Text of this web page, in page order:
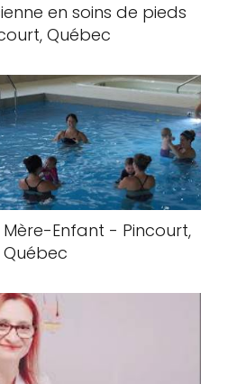
en soins de pieds
Québec
Enfant - Pincourt,
Québec